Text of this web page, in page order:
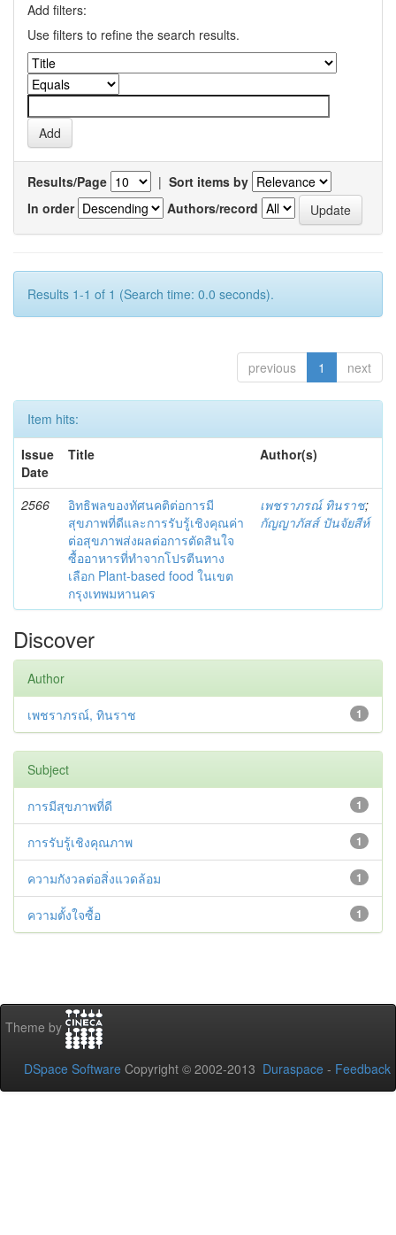
Add filters:
Use filters to refine the search results.
Results/Page | Sort items by
In order
Authors/record
Results 1-1 of 1 (Search time: 0.0 seconds).
previous 1 next
Item hits:
Issue
Date
Title Author(s)
2566
อิทธิพลของทัศนคติต่อการมี
สุขภาพที่ดีและการรับรู้เชิงคุณค่า
ต่อสุขภาพส่งผลต่อการตัดสินใจ
ซื้ออาหารที่ทำจากโปรตีนทาง
เลือก Plant-based food ในเขต
กรุงเทพมหานคร
เพชราภรณ์ ทินราช;
กัญญาภัสส์ ปันจัยสีห์
Discover
Author
1
เพชราภรณ์, ทินราช
Subject
1
การมีสุขภาพที่ดี
1
การรับรู้เชิงคุณภาพ
1
ความกังวลต่อสิ่งแวดล้อม
1
ความตั้งใจซื้อ
Theme by
DSpace Software Copyright © 2002-2013 Duraspace - Feedback